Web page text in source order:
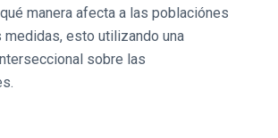
manera afecta a las poblaciónes
esto utilizando una
sobre las